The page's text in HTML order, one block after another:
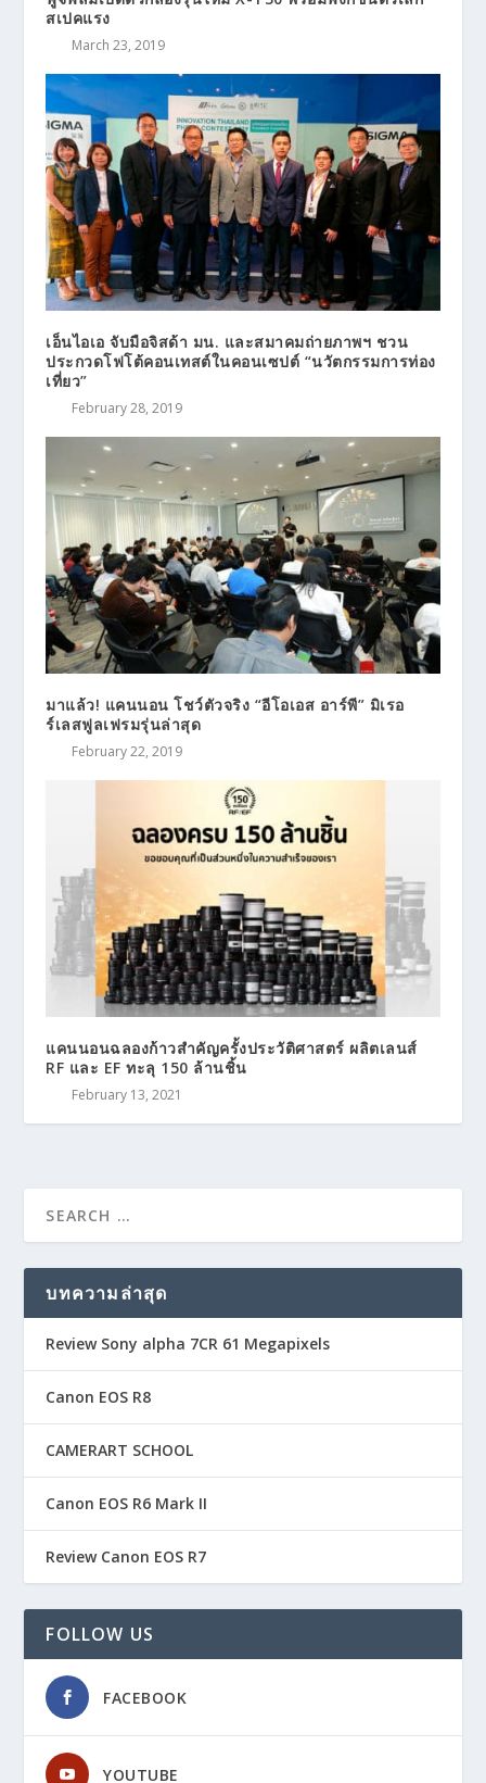
สเปคแรง
March 23, 2019
เอ็นไอเอ จับมือจิสด้า มน. และสมาคมถ่ายภาพฯ ชวน
ประกวดโฟโต้คอนเทสต์ในคอนเซปต์ “นวัตกรรมการท่อง
เที่ยว”
February 28, 2019
มาแล้ว! แคนนอน โชว์ตัวจริง “อีโอเอส อาร์พี” มิเรอ
ร์เลสฟูลเฟรมรุ่นล่าสุด
February 22, 2019
แคนนอนฉลองก้าวสำคัญครั้งประวัติศาสตร์ ผลิตเลนส์
RF และ EF ทะลุ 150 ล้านชิ้น
February 13, 2021
บทความล่าสุด
Review Sony alpha 7CR 61 Megapixels
Canon EOS R8
CAMERART SCHOOL
Canon EOS R6 Mark II
Review Canon EOS R7
FOLLOW US
FACEBOOK
YOUTUBE